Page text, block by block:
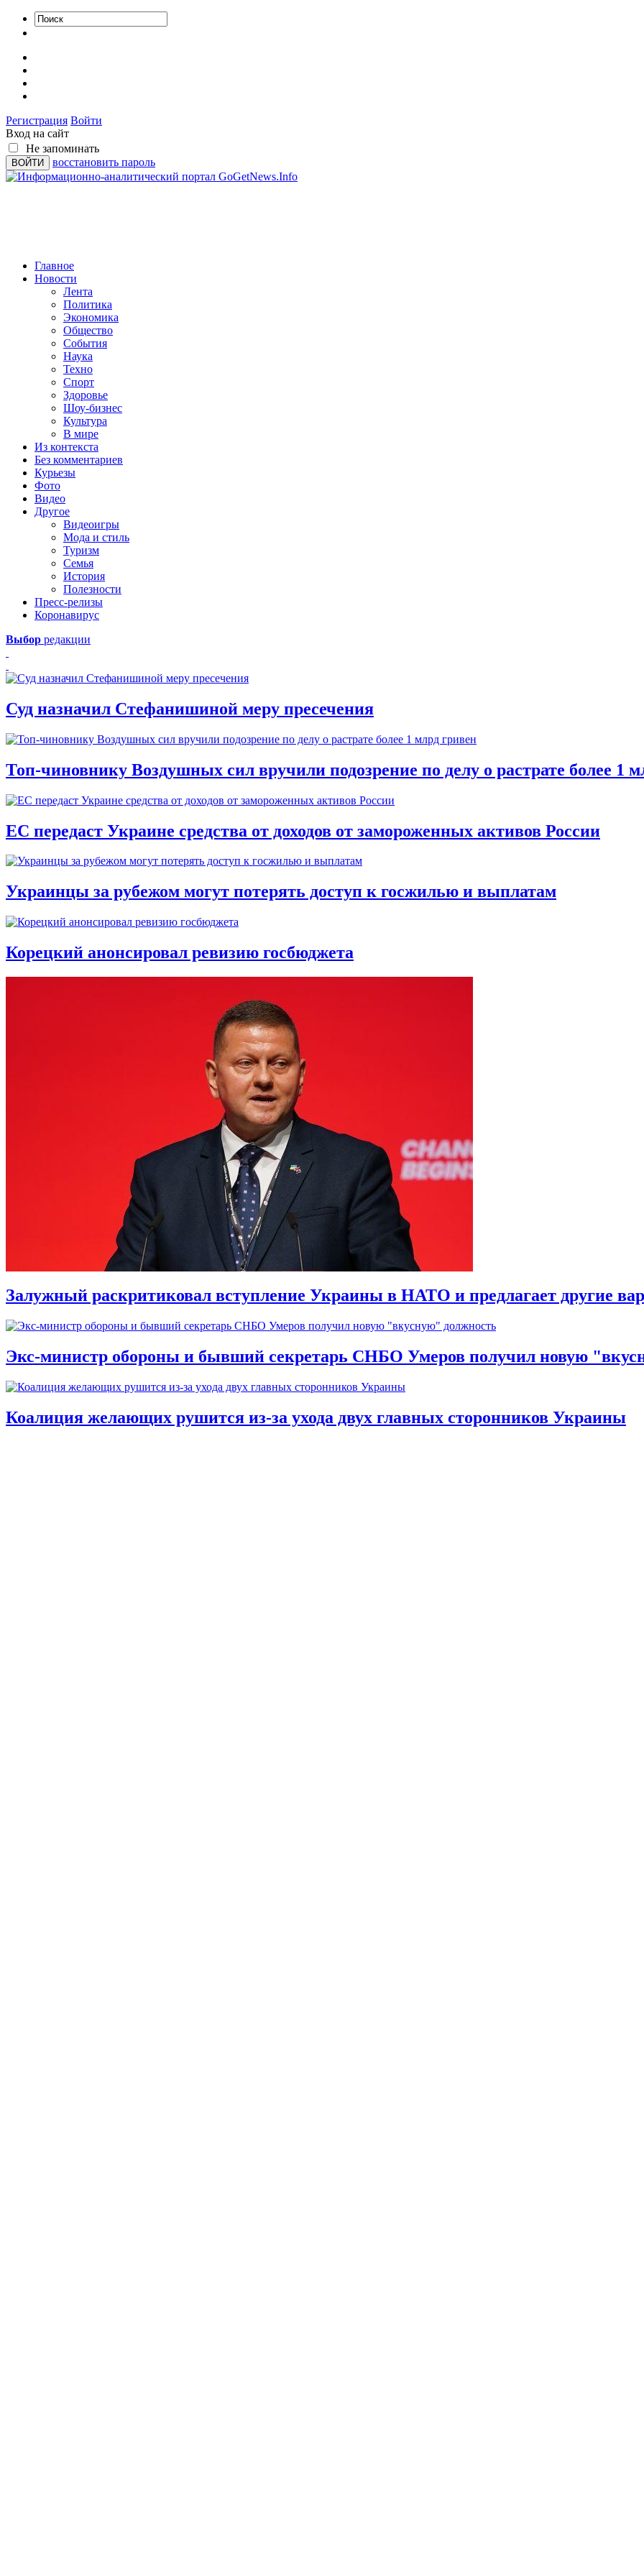
Регистрация Войти
Вход на сайт
Не запоминать
восстановить пароль
Главное
Новости
Лента
Политика
Экономика
Общество
События
Наука
Техно
Спорт
Здоровье
Шоу-бизнес
Культура
В мире
Из контекста
Без комментариев
Курьезы
Фото
Видео
Другое
Видеоигры
Мода и стиль
Туризм
Семья
История
Полезности
Пресс-релизы
Коронавирус
Выбор редакции
Суд назначил Стефанишиной меру пресечения
Топ-чиновнику Воздушных сил вручили подозрение по делу о растрате более 1
ЕС передаст Украине средства от доходов от замороженных активов России
Украинцы за рубежом могут потерять доступ к госжилью и выплатам
Корецкий анонсировал ревизию госбюджета
Залужный раскритиковал вступление Украины в НАТО и предлагает другие
Экс-министр обороны и бывший секретарь СНБО Умеров получил новую
Коалиция желающих рушится из-за ухода двух главных сторонников Украины